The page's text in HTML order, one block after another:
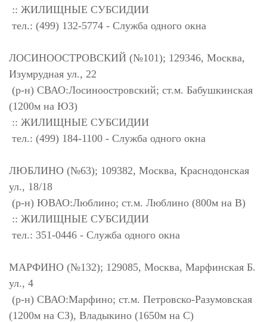
:: ЖИЛИЩНЫЕ СУБСИДИИ
тел.: (499) 132-5774 - Служба одного окна
ЛОСИНООСТРОВСКИЙ (№101); 129346, Москва,
Изумрудная ул., 22
(р-н) СВАО:Лосиноостровский; ст.м. Бабушкинская
(1200м на ЮЗ)
:: ЖИЛИЩНЫЕ СУБСИДИИ
тел.: (499) 184-1100 - Служба одного окна
ЛЮБЛИНО (№63); 109382, Москва, Краснодонская
ул., 18/18
(р-н) ЮВАО:Люблино; ст.м. Люблино (800м на В)
:: ЖИЛИЩНЫЕ СУБСИДИИ
тел.: 351-0446 - Служба одного окна
МАРФИНО (№132); 129085, Москва, Марфинская Б.
ул., 4
(р-н) СВАО:Марфино; ст.м. Петровско-Разумовская
(1200м на СЗ), Владыкино (1650м на С)